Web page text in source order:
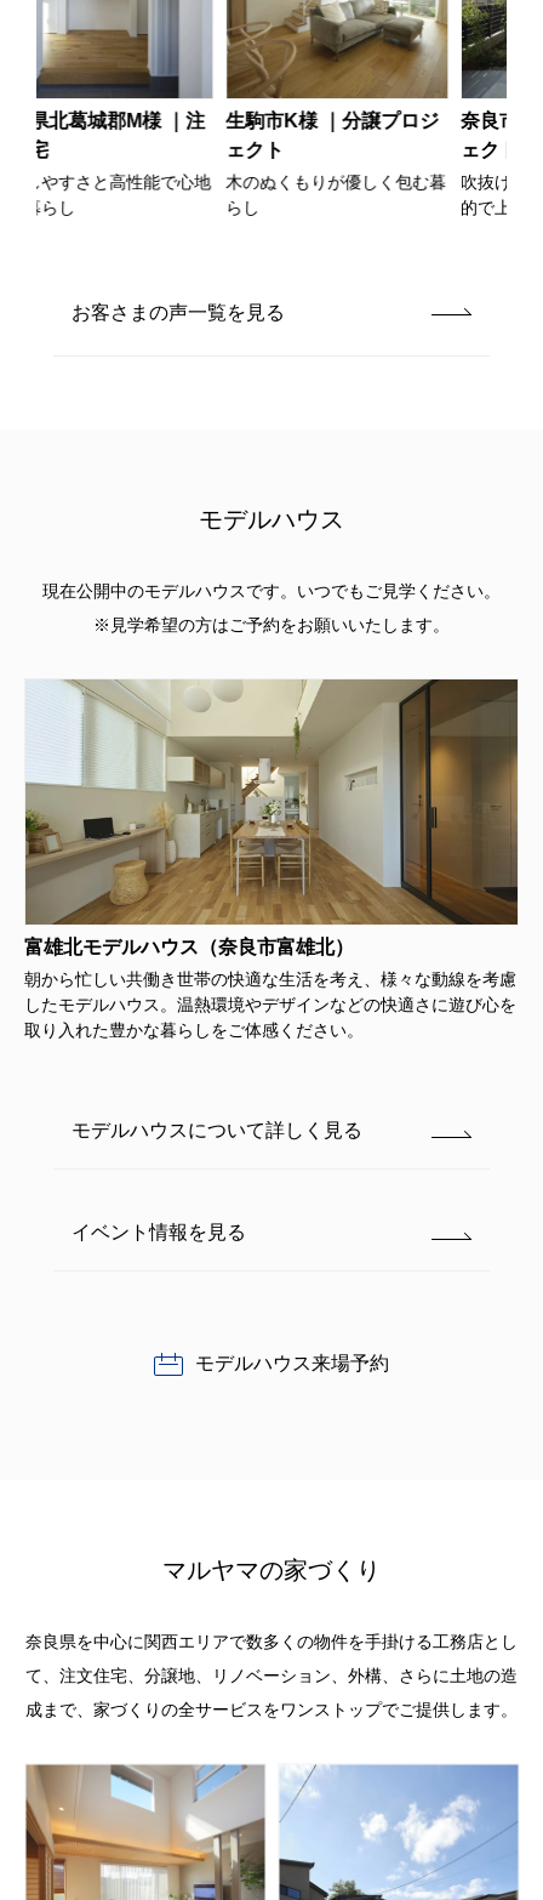
生駒市K様 ｜分譲プロジ
ェクト
木のぬくもりが優しく包む暮
らし
奈良市T様 ｜分譲プロジ
ェクト
吹抜けや段差が織りなす機能
お客さまの声一覧を見る
モデルハウス
現在公開中のモデルハウスです。いつでもご見学ください。
※見学希望の方はご予約をお願いいたします。
富雄北モデルハウス（奈良市富雄北）
朝から忙しい共働き世帯の快適な生活を考え、様々な動線を考慮
したモデルハウス。温熱環境やデザインなどの快適さに遊び心を
取り入れた豊かな暮らしをご体感ください。
モデルハウスについて詳しく見る
イベント情報を見る
モデルハウス来場予約
マルヤマの家づくり
奈良県を中心に関西エリアで数多くの物件を手掛ける工務店とし
て、 注文住宅、分譲地、リノベーション、外構、さらに土地の造
成まで、家づくりの全サービスをワンストップでご提供します。